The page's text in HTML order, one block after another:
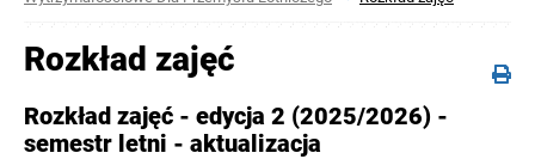
Rozkład zajęć
Rozkład zajęć - edycja 2 (2025/2026) -
semestr letni - aktualizacja